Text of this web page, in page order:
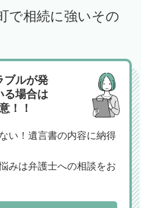
で相続に強いその
ブルが発
る場合は
！！
い！遺言書の内容に納得
みは弁護士への相談をお